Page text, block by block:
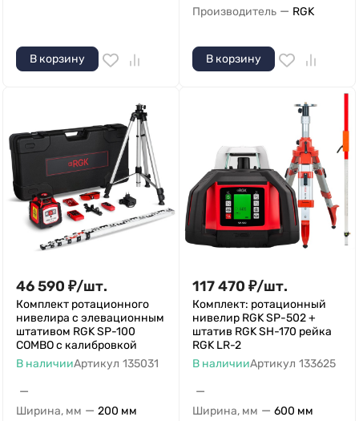
В корзину
Производитель — RGK
В корзину
46 590 ₽/шт.
Комплект ротационного
нивелира с элевационным
штативом RGK SP-100
COMBO с калибровкой
В наличииАртикул 135031
—
Ширина, мм — 200 мм
117 470 ₽/шт.
Комплект: ротационный
нивелир RGK SP-502 +
штатив RGK SH-170 рейка
RGK LR-2
В наличииАртикул 133625
—
Ширина, мм — 600 мм